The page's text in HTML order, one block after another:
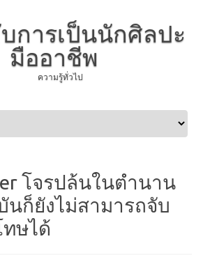
การเป็นนักศิลปะ
มืออาชีพ
ความรู้ทั่วไป
โจรปล้นในตำนาน
นก็ยังไม่สามารถจับ
ทษได้